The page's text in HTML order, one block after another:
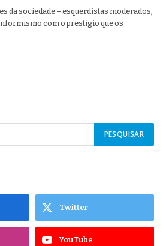
da sociedade – esquerdistas moderados,
com o prestígio que os
Twitter
YouTube